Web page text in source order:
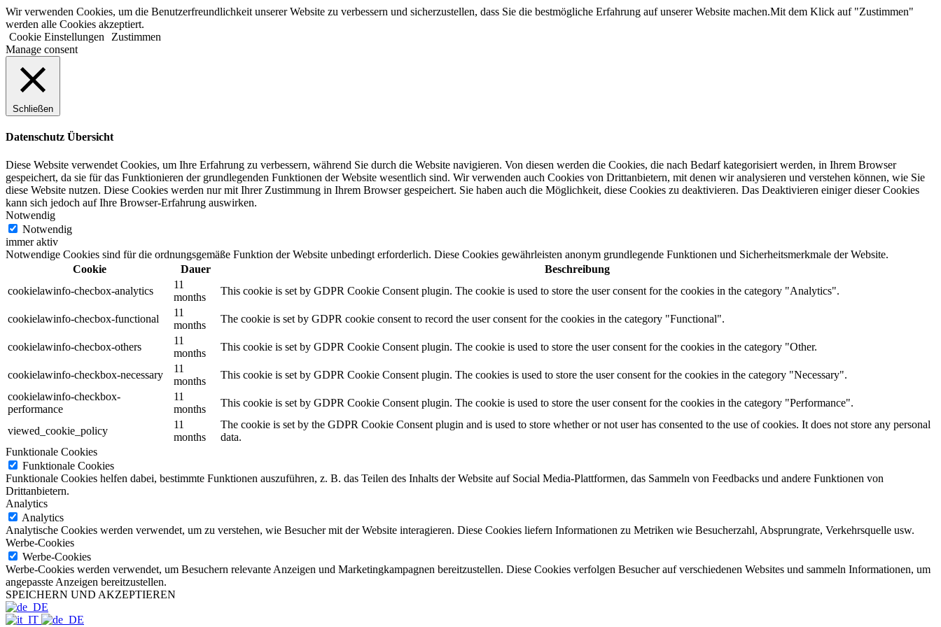
Zum
Inhalt
springen
Wir verwenden Cookies, um die Benutzerfreundlichkeit unserer Website zu verbessern und sicherzustellen, dass Sie die bestmögliche Erfahrung auf unserer Website machen.Mit dem Klick auf "Zustimmen"
werden alle Cookies akzeptiert.
Cookie Einstellungen
Zustimmen
Manage consent
Schließen
Datenschutz Übersicht
Diese Website verwendet Cookies, um Ihre Erfahrung zu verbessern, während Sie durch die Website navigieren. Von diesen werden die Cookies, die nach Bedarf kategorisiert werden, in Ihrem Browser
gespeichert, da sie für das Funktionieren der grundlegenden Funktionen der Website wesentlich sind. Wir verwenden auch Cookies von Drittanbietern, mit denen wir analysieren und verstehen können, wie Sie
diese Website nutzen. Diese Cookies werden nur mit Ihrer Zustimmung in Ihrem Browser gespeichert. Sie haben auch die Möglichkeit, diese Cookies zu deaktivieren. Das Deaktivieren einiger dieser Cookies
kann sich jedoch auf Ihre Browser-Erfahrung auswirken.
Notwendig
Notwendig
immer aktiv
Notwendige Cookies sind für die ordnungsgemäße Funktion der Website unbedingt erforderlich. Diese Cookies gewährleisten anonym grundlegende Funktionen und Sicherheitsmerkmale der Website.
Cookie
Dauer
Beschreibung
cookielawinfo-checbox-analytics
11
months
This cookie is set by GDPR Cookie Consent plugin. The cookie is used to store the user consent for the cookies in the category "Analytics".
cookielawinfo-checbox-functional
11
months
The cookie is set by GDPR cookie consent to record the user consent for the cookies in the category "Functional".
cookielawinfo-checbox-others
11
months
This cookie is set by GDPR Cookie Consent plugin. The cookie is used to store the user consent for the cookies in the category "Other.
cookielawinfo-checkbox-necessary
11
months
This cookie is set by GDPR Cookie Consent plugin. The cookies is used to store the user consent for the cookies in the category "Necessary".
cookielawinfo-checkbox-
performance
11
months
This cookie is set by GDPR Cookie Consent plugin. The cookie is used to store the user consent for the cookies in the category "Performance".
viewed_cookie_policy
11
months
The cookie is set by the GDPR Cookie Consent plugin and is used to store whether or not user has consented to the use of cookies. It does not store any personal
data.
Funktionale Cookies
Funktionale Cookies
Funktionale Cookies helfen dabei, bestimmte Funktionen auszuführen, z. B. das Teilen des Inhalts der Website auf Social Media-Plattformen, das Sammeln von Feedbacks und andere Funktionen von
Drittanbietern.
Analytics
Analytics
Analytische Cookies werden verwendet, um zu verstehen, wie Besucher mit der Website interagieren. Diese Cookies liefern Informationen zu Metriken wie Besucherzahl, Absprungrate, Verkehrsquelle usw.
Werbe-Cookies
Werbe-Cookies
Werbe-Cookies werden verwendet, um Besuchern relevante Anzeigen und Marketingkampagnen bereitzustellen. Diese Cookies verfolgen Besucher auf verschiedenen Websites und sammeln Informationen, um
angepasste Anzeigen bereitzustellen.
SPEICHERN UND AKZEPTIEREN